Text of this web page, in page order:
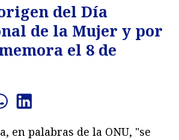
del Día
de la Mujer y por
el 8 de
en palabras de la ONU, "se